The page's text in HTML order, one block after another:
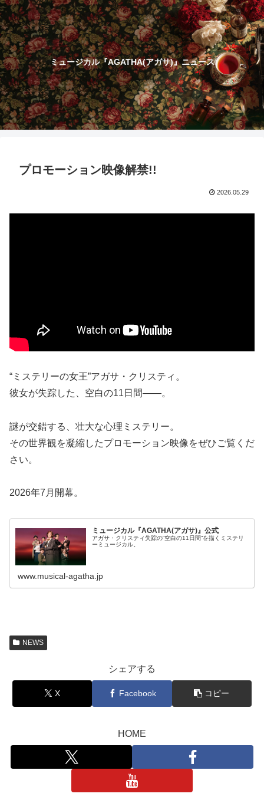
ミュージカル『AGATHA(アガサ)』ニュース
プロモーション映像解禁!!
2026.05.29
“ミステリーの女王”アガサ・クリスティ。
彼女が失踪した、空白の11日間――。
謎が交錯する、壮大な心理ミステリー。
その世界観を凝縮したプロモーション映像をぜひご覧くだ
さい。
2026年7月開幕。
ミュージカル『AGATHA(アガサ)』公式
アガサ・クリスティ失踪の“空白の11日間”を描くミステリ
ーミュージカル。
www.musical-agatha.jp
NEWS
シェアする
X Facebook コピー
HOME